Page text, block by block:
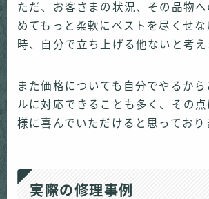
ただ、お客さまの状況、その品物
めてもっと柔軟にベストを尽くせな
時、自分で立ち上げる他ないと考え
また価格についても自分でやるから
ルに対応できることも多く、その
様に喜んでいただけると思っており
実際の修理事例